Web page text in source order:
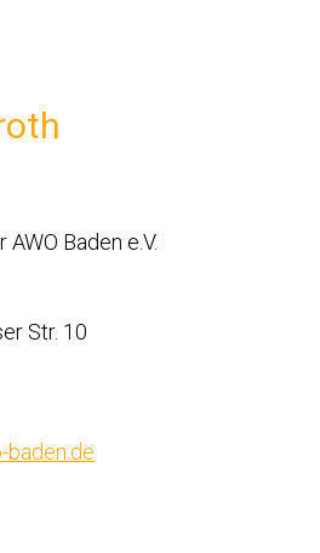
Baden e.V.
Str. 10
baden.de